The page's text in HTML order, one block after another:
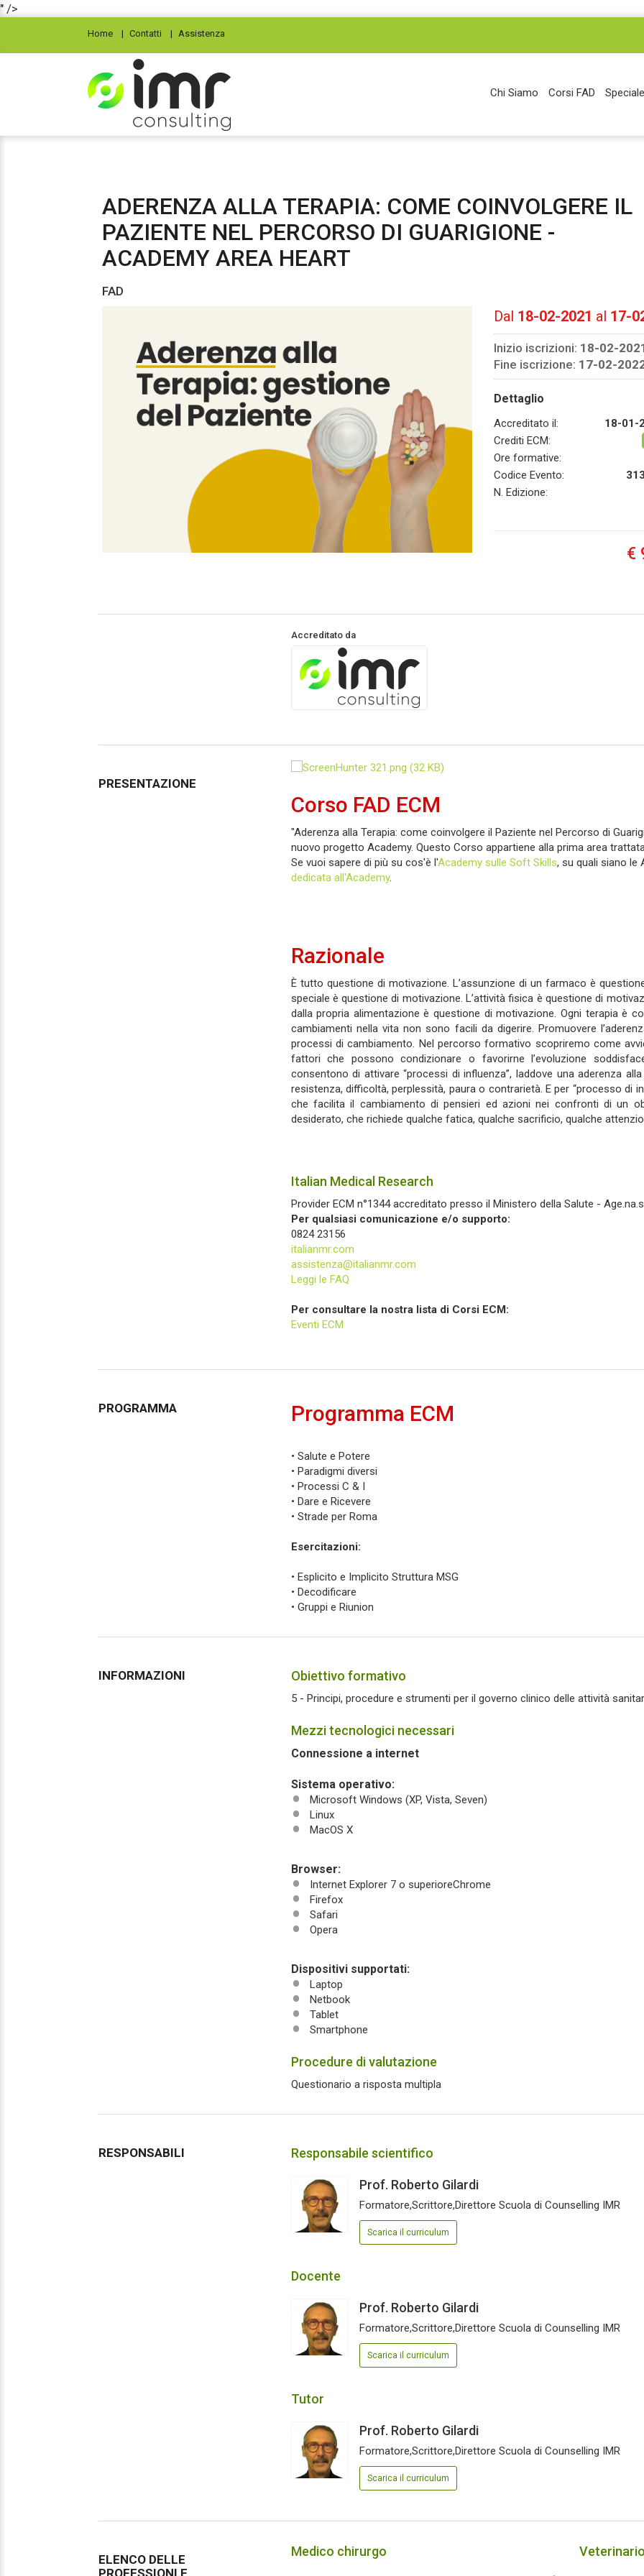
" />
Home Contatti Assistenza
Chi Siamo Corsi FAD
ADERENZA ALLA TERAPIA: COME COINVOLGERE IL
PAZIENTE NEL PERCORSO DI GUARIGIONE -
ACADEMY AREA HEART
FAD
Dal 18-02-2021 al 17-
Inizio iscrizioni: 18-02-
Fine iscrizione: 17-02-
Dettaglio
Accreditato il:
18-01-
Crediti ECM:
Ore formative:
Codice Evento:
N. Edizione:
€
Accreditato da
PRESENTAZIONE
Corso FAD ECM
"Aderenza alla Terapia: come coinvolgere il Paziente nel Percorso di
nuovo progetto Academy. Questo Corso appartiene alla prima area
Se vuoi sapere di più su cos'è l'Academy sulle Soft Skills, su quali siano le
dedicata all'Academy.
Razionale
Ètutto questione di motivazione. L’assunzione di un farmaco è
speciale è questione di motivazione. L’attività fisica è questione di
dalla propria alimentazione è questione di motivazione. Ogni terapia è
cambiamenti nella vita non sono facili da digerire. Promuovere
processi di cambiamento. Nel percorso formativo scopriremo come
fattori che possono condizionare o favorirne l’evoluzione
consentono di attivare “processi di influenza”, laddove una aderenza
resistenza, difficoltà, perplessità, paura o contrarietà. E per “processo di
che facilita il cambiamento di pensieri ed azioni nei confronti di un
desiderato, che richiede qualche fatica, qualche sacrificio, qualche
Italian Medical Research
Provider ECM n°1344 accreditato presso il Ministero della Salute - Age.na.s
Per qualsiasi comunicazione e/o supporto:
0824 23156
italianmr.com
assistenza@italianmr.com
Leggi le FAQ
Per consultare la nostra lista di Corsi ECM:
Eventi ECM
PROGRAMMA Programma ECM
• Salute e Potere
• Paradigmi diversi
• Processi C & I
• Dare e Ricevere
• Strade per Roma
Esercitazioni:
• Esplicito e Implicito Struttura MSG
• Decodificare
• Gruppi e Riunion
INFORMAZIONI Obiettivo formativo
5 - Principi, procedure e strumenti per il governo clinico delle attività
Mezzi tecnologici necessari
Connessione a internet
Sistema operativo:
Microsoft Windows (XP, Vista, Seven)
Linux
MacOS X
Browser:
Internet Explorer 7 o superioreChrome
Firefox
Safari
Opera
Dispositivi supportati:
Laptop
Netbook
Tablet
Smartphone
Procedure di valutazione
Questionario a risposta multipla
RESPONSABILI Responsabile scientifico
Prof. Roberto Gilardi
Formatore,Scrittore,Direttore Scuola di Counselling IMR
Scarica il curriculum
Docente
Prof. Roberto Gilardi
Formatore,Scrittore,Direttore Scuola di Counselling IMR
Scarica il curriculum
Tutor
Prof. Roberto Gilardi
Formatore,Scrittore,Direttore Scuola di Counselling IMR
Scarica il curriculum
ELENCO DELLE
PROFESSIONI E
Medico chirurgo